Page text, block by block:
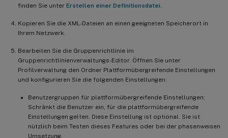
finden Sie unter Erstellen einer Definitionsdatei
Kopieren Sie die XML-Dateien an einen geeigneten Speicherort in
Ihrem Netzwerk.
Bearbeiten Sie die Gruppenrichtlinie im
Gruppenrichtlinienverwaltungs-Editor. Öffnen Sie unter
Profilverwaltung den Ordner Plattformübergreifende Einstellungen
und konfigurieren Sie die folgenden Einstellungen:
Benutzergruppen für plattformübergreifende Einstellungen:
Schränkt die Benutzer ein, für die plattformübergreifende
Einstellungen gelten. Diese Einstellung ist optional. Sie ist
nützlich beim Testen dieses Features oder bei der phasenweisen
Umsetzung.